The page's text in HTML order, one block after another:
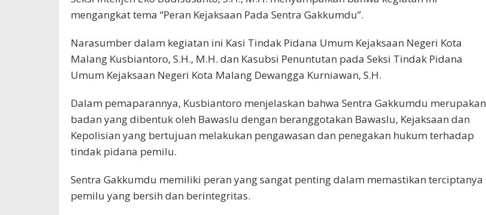
mengangkat tema “Peran Kejaksaan Pada Sentra Gakkumdu”.
Narasumber dalam kegiatan ini Kasi Tindak Pidana Umum Kejaksaan Negeri Kota
Malang Kusbiantoro, S.H., M.H. dan Kasubsi Penuntutan pada Seksi Tindak Pidana
Umum Kejaksaan Negeri Kota Malang Dewangga Kurniawan, S.H.
Dalam pemaparannya, Kusbiantoro menjelaskan bahwa Sentra Gakkumdu merupakan
badan yang dibentuk oleh Bawaslu dengan beranggotakan Bawaslu, Kejaksaan dan
Kepolisian yang bertujuan melakukan pengawasan dan penegakan hukum terhadap
tindak pidana pemilu.
Sentra Gakkumdu memiliki peran yang sangat penting dalam memastikan terciptanya
pemilu yang bersih dan berintegritas.